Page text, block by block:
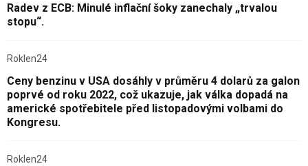
Radev z ECB: Minulé inflační šoky zanechaly „trvalou
stopu“.
Roklen24
Ceny benzinu v USA dosáhly v průměru 4 dolarů za galon
poprvé od roku 2022, což ukazuje, jak válka dopadá na
americké spotřebitele před listopadovými volbami do
Kongresu.
Roklen24